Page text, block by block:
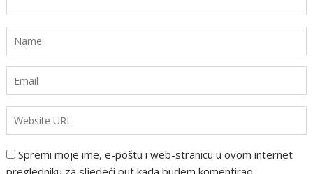
Spremi moje ime, e-poštu i web-stranicu u ovom internet